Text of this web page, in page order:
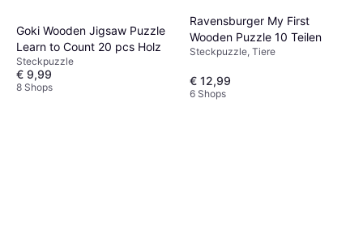
Goki Wooden Jigsaw Puzzle
Learn to Count 20 pcs Holz
Steckpuzzle
€ 9,99
8 Shops
Ravensburger My First
Wooden Puzzle 10 Teilen
Steckpuzzle, Tiere
€ 12,99
6 Shops